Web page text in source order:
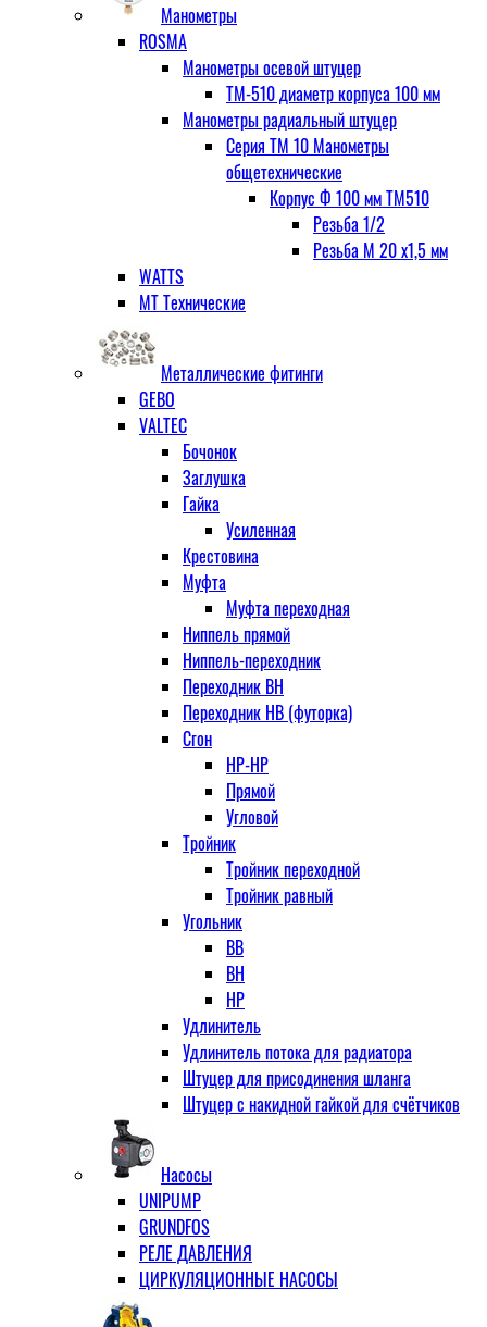
Манометры
ROSMA
Манометры осевой штуцер
ТМ-510 диаметр корпуса 100 мм
Манометры радиальный штуцер
Серия ТМ 10 Манометры
общетехнические
Корпус Ф 100 мм ТМ510
Резьба 1/2
Резьба М 20 х1,5 мм
WATTS
МТ Технические
Металлические фитинги
GEBO
VALTEC
Бочонок
Заглушка
Гайка
Усиленная
Крестовина
Муфта
Муфта переходная
Ниппель прямой
Ниппель-переходник
Переходник ВН
Переходник НВ (футорка)
Сгон
НР-НР
Прямой
Угловой
Тройник
Тройник переходной
Тройник равный
Угольник
ВВ
ВН
НР
Удлинитель
Удлинитель потока для радиатора
Штуцер для присодинения шланга
Штуцер с накидной гайкой для счётчиков
Насосы
UNIPUMP
GRUNDFOS
РЕЛЕ ДАВЛЕНИЯ
ЦИРКУЛЯЦИОННЫЕ НАСОСЫ